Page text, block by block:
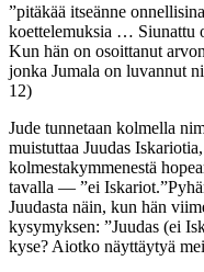
”pitäkää itseänne
koettelemuksia … Siunattu
Kun hän on osoittanut
jonka Jumala on luvannut
12)
Jude tunnetaan kolmella
muistuttaa Juudas
kolmestakymmenestä
tavalla — ”ei
Juudasta näin, kun hän
kysymyksen: ”Juudas (ei
kyse? Aiotko näyttäytyä